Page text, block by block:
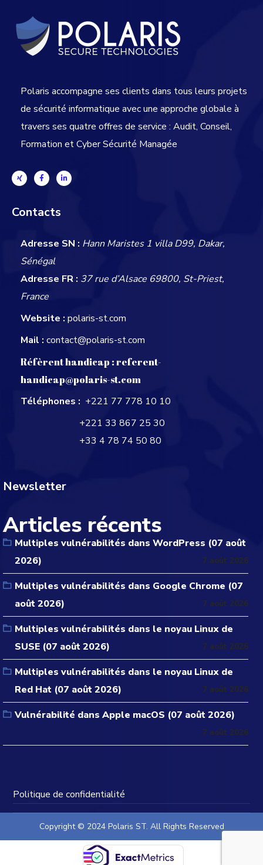
Polaris accompagne ses clients dans tous leurs projets
de sécurité informatique avec une approche globale à
travers ses quatre offres de service : Audit, Conseil,
Formation et Cyber Sécurité Managée
Contacts
Adresse SN : Hann Maristes 1 villa D99, Dakar,
Sénégal
Adresse FR : 37 rue d’Alsace 69800, St-Priest,
France
Website : polaris-st.com
Mail : contact@polaris-st.com
Réfèrent handicap :referent-
handicap@polaris-st.com
Téléphones : +221 77 778 10 10
+221 33 867 25 30
+33 4 78 74 50 80
Newsletter
Articles récents
Multiples vulnérabilités dans WordPress (07 août
2026)
7 août 2026
Multiples vulnérabilités dans Google Chrome (07
août 2026)
7 août 2026
Multiples vulnérabilités dans le noyau Linux de
SUSE (07 août 2026)
7 août 2026
Multiples vulnérabilités dans le noyau Linux de
Red Hat (07 août 2026)
7 août 2026
Vulnérabilité dans Apple macOS (07 août 2026)
7 août 2026
Politique de confidentialité
Copyright © 2024 Polaris ST. All Rights Reserved